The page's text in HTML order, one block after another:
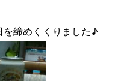
締めくくりました♪